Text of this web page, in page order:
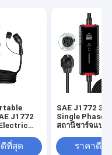
J1772
Plug AC
ที่สุด
SAE J1772
Single Phase
สถานีชาร์จแบบ
ปรับกระแสได้
ราคาดีที่